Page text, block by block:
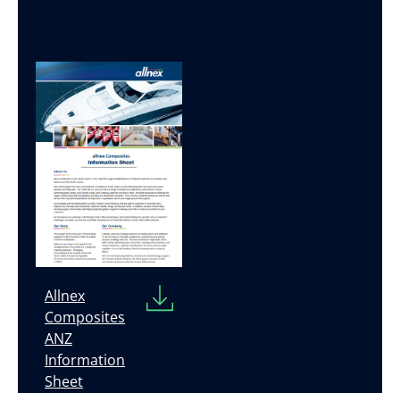
Allnex
Composites
ANZ
Information
Sheet